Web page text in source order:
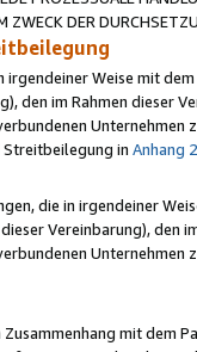
ZWECK DER
Weise mit
den im Rahmen dieser
Streitbeilegung in Anhang 2
die in irgendeiner
Vereinbarung), den
mit dem